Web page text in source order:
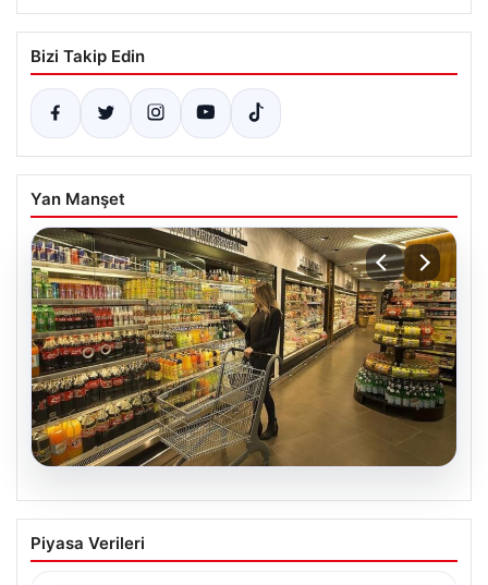
Bizi Takip Edin
Yan Manşet
07.08.2026
Enflasyon verileri ne zaman
açıklanacak? 2026 TÜİK mart ayı
Piyasa Verileri